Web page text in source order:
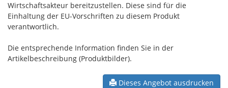
Wirtschaftsakteur bereitzustellen. Diese sind für die
Einhaltung der EU-Vorschriften zu diesem Produkt
verantwortlich.
Die entsprechende Information finden Sie in der
Artikelbeschreibung (Produktbilder).
Dieses Angebot ausdrucken